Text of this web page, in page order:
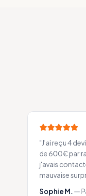
"J'ai reçu 4
de 600€ par
j'avais
mauvaise
Sophie M. —